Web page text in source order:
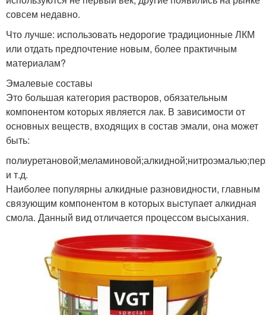
совсем недавно.
Что лучше: использовать недорогие традиционные ЛКМ
или отдать предпочтение новым, более практичным
материалам?
Эмалевые составы
Это большая категория растворов, обязательным
компонентом которых является лак. В зависимости от
основных веществ, входящих в состав эмали, она может
быть:
и т.д.
Наиболее популярны алкидные разновидности, главным
связующим компонентом в которых выступает алкидная
смола. Данный вид отличается процессом высыхания.